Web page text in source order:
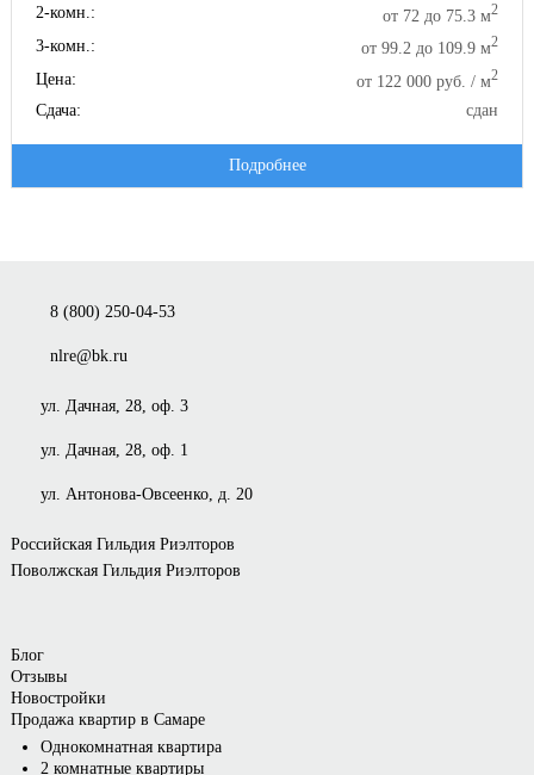
2-комн.: от 72 до 75.3 м2
3-комн.: от 99.2 до 109.9 м2
Цена: от 122 000 руб. / м2
Сдача: сдан
Подробнее
8 (800) 250-04-53
nlre@bk.ru
ул. Дачная, 28, оф. 3
ул. Дачная, 28, оф. 1
ул. Антонова-Овсеенко, д. 20
Российская Гильдия Риэлторов
Поволжская Гильдия Риэлторов
Блог
Отзывы
Новостройки
Продажа квартир в Самаре
Однокомнатная квартира
2 комнатные квартиры